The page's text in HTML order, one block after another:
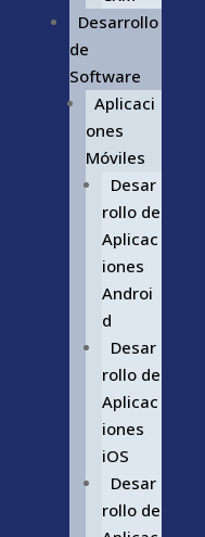
Desarrollo
de
Software
Aplicaci
ones
Móviles
Desar
rollo de
Aplicac
iones
Androi
d
Desar
rollo de
Aplicac
iones
iOS
Desar
rollo de